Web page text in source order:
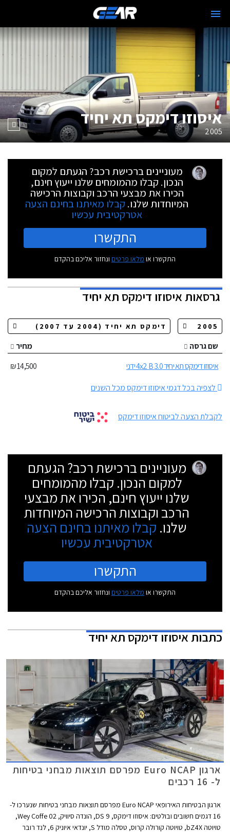
איסוזו דימקס תא יחיד
2005
מעוניינים ברכישת רכב? הגעתם למקום
הנכון. קבלו מהמומחים שלנו ייעוץ חינם,
הכירו את מבצעי הרכב וקבוצות הרכישה
המיוחדות שלנו. קבלו מאיתנו בחינם הצעה
אטרקטיבית עכשיו
התקשרו
התקשרו או מלאו פרטים ונחזור אליכם בהקדם
גרסאותאיסוזו דימקס תא יחיד
שם גרסה
מחיר
איסוזו דימקס תא יחיד 3.0 4x2 B ידני
14,500 ₪
לצפיה בכל דגמי איסוזו דימקס מכל השנים
לקבלת הצעה לביטוח איסוזו דימקס
מעוניינים ברכישת רכב? הגעתם
למקום הנכון. קבלו מהמומחים
שלנו ייעוץ חינם, הכירו את מבצעי
הרכב וקבוצות הרכישה המיוחדות
שלנו. קבלו מאיתנו בחינם הצעה
אטרקטיבית עכשיו
התקשרו
התקשרו או מלאו פרטים ונחזור אליכם בהקדם
כתבותאיסוזו דימקס תא יחיד
ארגון Euro NCAP מפרסם תוצאות מבחני בטיחות
ל- 16 רכבים
ארגון הבטיחות האירופאי Euro NCAP מפרסם תוצאות מבחני בטיחות שנערכו ל-
16 דגמים חשובים ובולטים: איסוזו דימקס, DS 9, הונדה סיוויק, Wey Coffe 02,
טויוטה bZ4X, טויוטה קורולה קרוס, טסלה מודל S, יונדאי איוניק 6, לנד רובר